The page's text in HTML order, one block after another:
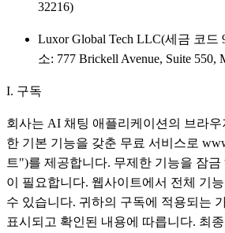
32216)
Luxor Global Tech LLC(세금 코드
소: 777 Brickell Avenue, Suite 550,
I. 구독
회사는 AI 채팅 애플리케이션의 브라
한 기본 기능을 갖춘 무료 서비스로
트")를 제공합니다. 무제한 기능을 잠
이 필요합니다. 웹사이트에서 전체 기
수 있습니다. 귀하의 구독에 적용되는
표시되고 확인된 내용에 따릅니다. 최